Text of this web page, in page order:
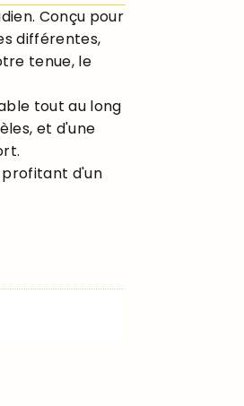
Conçu pour
différentes,
tenue, le
tout au long
et d'une
d'un